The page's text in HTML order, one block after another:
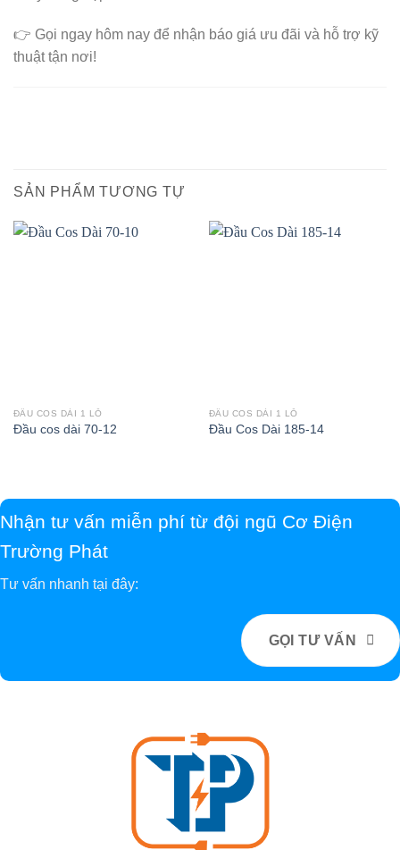
👉 Gọi ngay hôm nay để nhận báo giá ưu đãi và hỗ trợ kỹ
thuật tận nơi!
SẢN PHẨM TƯƠNG TỰ
ĐẦU COS DÀI 1 LỖ
Đầu cos dài 70-12
ĐẦU COS DÀI 1 LỖ
Đầu Cos Dài 185-14
Nhận tư vấn miễn phí từ đội ngũ Cơ Điện
Trường Phát
Tư vấn nhanh tại đây:
GỌI TƯ VẤN